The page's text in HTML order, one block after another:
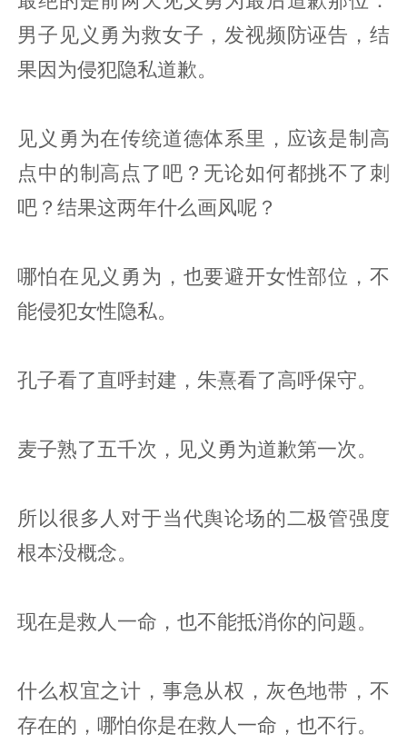
男子见义勇为救女子，发视频防诬告，结
果因为侵犯隐私道歉。
见义勇为在传统道德体系里，应该是制高
点中的制高点了吧？无论如何都挑不了刺
吧？结果这两年什么画风呢？
哪怕在见义勇为，也要避开女性部位，不
能侵犯女性隐私。
孔子看了直呼封建，朱熹看了高呼保守。
麦子熟了五千次，见义勇为道歉第一次。
所以很多人对于当代舆论场的二极管强度
根本没概念。
现在是救人一命，也不能抵消你的问题。
什么权宜之计，事急从权，灰色地带，不
存在的，哪怕你是在救人一命，也不行。